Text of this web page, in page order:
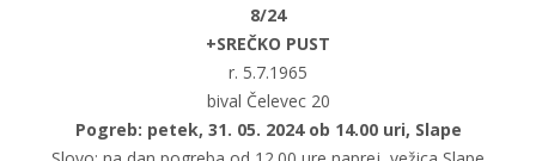
8/24
+SREČKO PUST
r. 5.7.1965
bival Čelevec 20
Pogreb: petek, 31. 05. 2024 ob 14.00 uri, Slape